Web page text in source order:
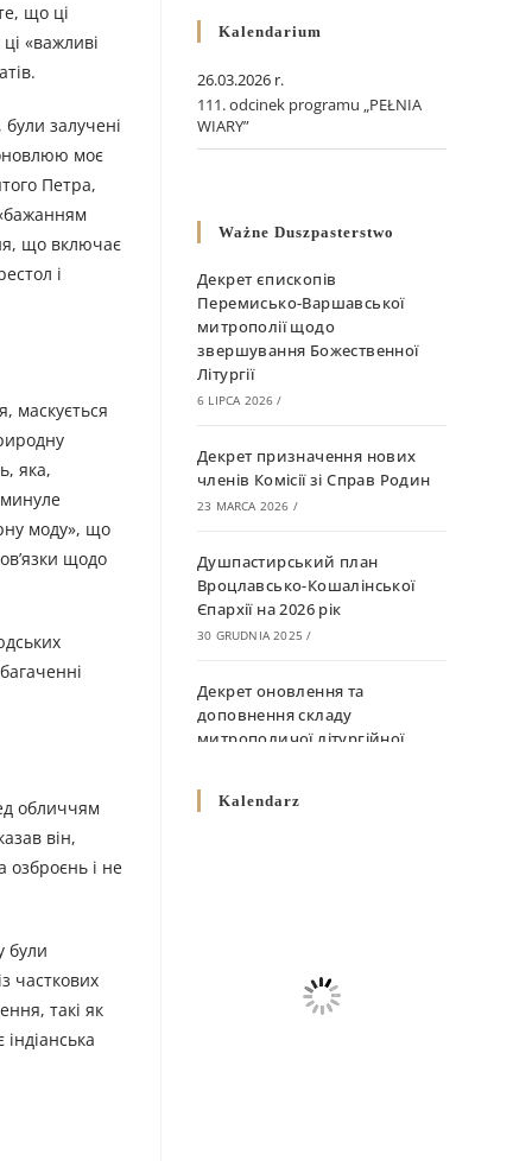
що ці
«важливі
залучені
моє
Петра,
що включає
і
маскується
яка,
моду», що
щодо
обличчям
він,
озброєнь і не
були
часткових
такі як
Kalendarium
26.03.2026 r.
111. odcinek programu „PEŁNIA
WIARY”
Ważne Duszpasterstwo
Декрет єпископів
Перемисько-Варшавської
митрополії щодо
звершування Божественної
Літургії
6 LIPCA 2026 /
Декрет призначення нових
членів Комісії зі Справ Родин
23 MARCA 2026 /
Душпастирський план
Вроцлавсько-Кошалінської
Єпархії на 2026 рік
30 GRUDNIA 2025 /
Декрет оновлення та
доповнення складу
митрополичої літургійної
10 GRUDNIA 2025
Декрет про відзначення
Великодня і всіх рухомих
Kalendarz